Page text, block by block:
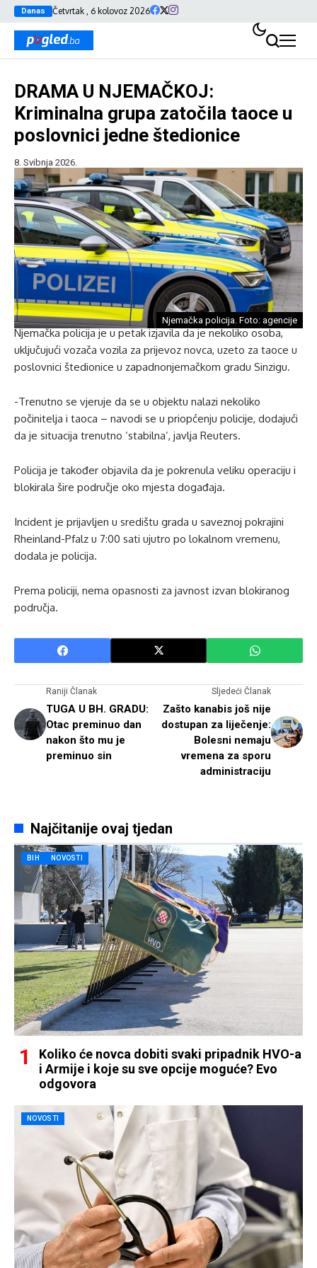
Danas Četvrtak , 6 kolovoz 2026
DRAMA U NJEMAČKOJ:
Kriminalna grupa zatočila taoce u
poslovnici jedne štedionice
8. Svibnja 2026.
Njemačka policija. Foto: agencije
Njemačka policija je u petak izjavila da je nekoliko osoba,
uključujući vozača vozila za prijevoz novca, uzeto za taoce u
poslovnici štedionice u zapadnonjemačkom gradu Sinzigu.
-Trenutno se vjeruje da se u objektu nalazi nekoliko
počinitelja i taoca – navodi se u priopćenju policije, dodajući
da je situacija trenutno ‘stabilna’, javlja Reuters.
Policija je također objavila da je pokrenula veliku operaciju i
blokirala šire područje oko mjesta događaja.
Incident je prijavljen u središtu grada u saveznoj pokrajini
Rheinland-Pfalz u 7:00 sati ujutro po lokalnom vremenu,
dodala je policija.
Prema policiji, nema opasnosti za javnost izvan blokiranog
područja.
Raniji Članak
TUGA U BH. GRADU:
Otac preminuo dan
nakon što mu je
preminuo sin
Sljedeći Članak
Zašto kanabis još nije
dostupan za liječenje:
Bolesni nemaju
vremena za sporu
administraciju
Najčitanije ovaj tjedan
BIH NOVOSTI
Koliko će novca dobiti svaki pripadnik HVO-a
i Armije i koje su sve opcije moguće? Evo
odgovora
NOVOSTI